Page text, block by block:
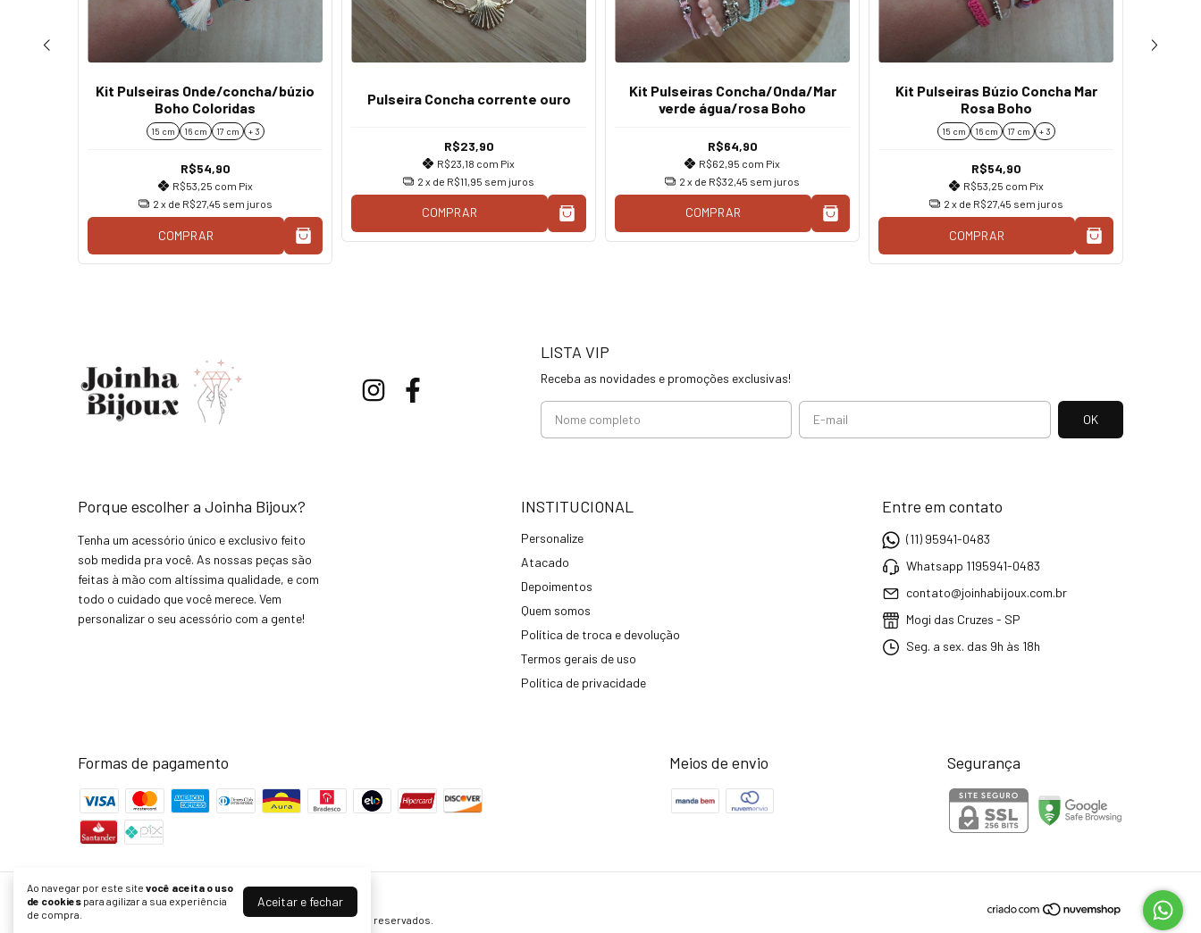
Ao navegar por este site você aceita o uso
de cookies para agilizar a sua experiência
de compra.
Aceitar e fechar
Kit Pulseiras Onde/concha/búzio
Boho Coloridas
15 cm 16 cm 17 cm + 3
R$54,90
R$53,25 com Pix
2 x de R$27,45 sem juros
COMPRAR
Pulseira Concha corrente ouro
R$23,90
R$23,18 com Pix
2 x de R$11,95 sem juros
COMPRAR
Kit Pulseiras Concha/Onda/Mar
verde água/rosa Boho
R$64,90
R$62,95 com Pix
2 x de R$32,45 sem juros
COMPRAR
Kit Pulseiras Búzio Concha Mar
Rosa Boho
15 cm 16 cm 17 cm + 3
R$54,90
R$53,25 com Pix
2 x de R$27,45 sem juros
COMPRAR
LISTA VIP
Receba as novidades e promoções exclusivas!
Porque escolher a Joinha Bijoux?
Tenha um acessório único e exclusivo feito
sob medida pra você. As nossas peças são
feitas à mão com altíssima qualidade, e com
todo o cuidado que você merece. Vem
personalizar o seu acessório com a gente!
INSTITUCIONAL
Personalize
Atacado
Depoimentos
Quem somos
Política de troca e devolução
Termos gerais de uso
Política de privacidade
Entre em contato
(11) 95941-0483
Whatsapp 1195941-0483
contato@joinhabijoux.com.br
Mogi das Cruzes - SP
Seg. a sex. das 9h às 18h
Formas de pagamento Meios de envio Segurança
Acessórios com personalidade - Loja Joinha Bijoux
©2026. Joinha Bijoux - 22502792/0001-35. Todos os direitos reservados.